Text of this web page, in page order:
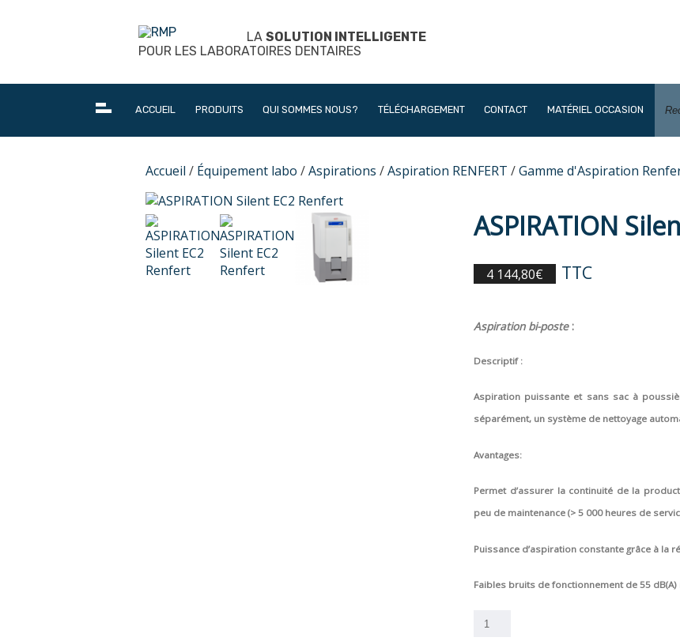
LASOLUTION INTELLIGENTE
POUR LES LABORATOIRES DENTAIRES
ACCUEIL PRODUITS QUI SOMMES NOUS? TÉLÉCHARGEMENT CONTACT MATÉRIEL OCCASION
Accueil / Équipement labo /Aspirations /Aspiration RENFERT /Gamme d'Aspiration
ASPIRATION
4 144,80€ TTC
Aspiration bi-poste:
Descriptif :
Aspiration puissante et sans sac à
séparément, un système de nettoyage
Avantages:
Permet d’assurer la continuité de la
peu de maintenance (> 5 000 heures de
Puissance d’aspiration constante grâce à la
Faibles bruits de fonctionnement de 55 dB(A)
quantité